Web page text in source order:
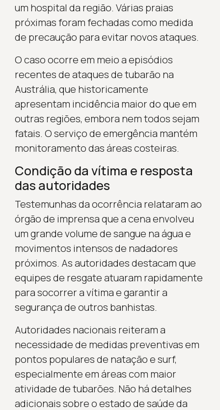
um hospital da região. Várias praias
próximas foram fechadas como medida
de precaução para evitar novos ataques.
O caso ocorre em meio a episódios
recentes de ataques de tubarão na
Austrália, que historicamente
apresentam incidência maior do que em
outras regiões, embora nem todos sejam
fatais. O serviço de emergência mantém
monitoramento das áreas costeiras.
Condição da vítima e resposta
das autoridades
Testemunhas da ocorrência relataram ao
órgão de imprensa que a cena envolveu
um grande volume de sangue na água e
movimentos intensos de nadadores
próximos. As autoridades destacam que
equipes de resgate atuaram rapidamente
para socorrer a vítima e garantir a
segurança de outros banhistas.
Autoridades nacionais reiteram a
necessidade de medidas preventivas em
pontos populares de natação e surf,
especialmente em áreas com maior
atividade de tubarões. Não há detalhes
adicionais sobre o estado de saúde da